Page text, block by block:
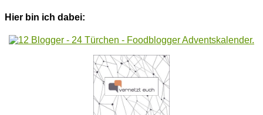
Hier bin ich dabei: